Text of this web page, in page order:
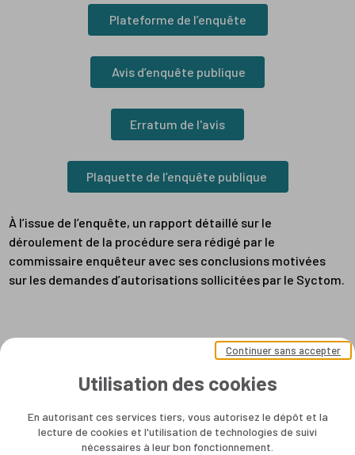
Plateforme de l’enquête
Avis d’enquête publique
Erratum de l'avis
Plaquette de l’enquête publique
À l’issue de l’enquête, un rapport détaillé sur le
déroulement de la procédure sera rédigé par le
commissaire enquêteur avec ses conclusions motivées
sur les demandes d’autorisations sollicitées par le Syctom.
Utilisation des cookies
En autorisant ces services tiers, vous autorisez le dépôt et la
lecture de cookies et l'utilisation de technologies de suivi
nécessaires à leur bon fonctionnement.
Continuer sans accepter